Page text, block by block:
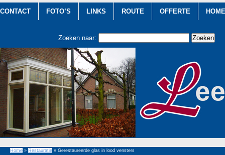
CONTACT FOTO’S LINKS ROUTE OFFERTE HOME
Zoeken naar:
Home » Restauratie » Gerestaureerde glas in lood vensters